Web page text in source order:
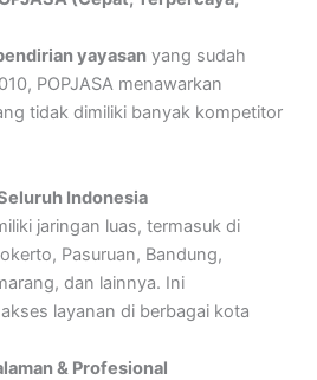
yayasan yang sudah
POPJASA menawarkan
tidak dimiliki banyak kompetitor
Indonesia
jaringan luas, termasuk di
Pasuruan, Bandung,
dan lainnya. Ini
layanan di berbagai kota
& Profesional